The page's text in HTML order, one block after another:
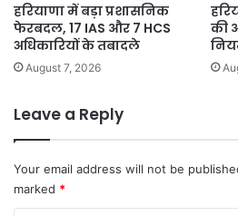
हरियाणा में बड़ा प्रशासनिक
फेरबदल, 17 IAS और 7 HCS
अधिकारियों के तबादले
August 7, 2026
की
Leave a Reply
Your email address will not be
marked *